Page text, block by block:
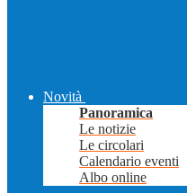
Novità
Panoramica
Le notizie
Le circolari
Calendario eventi
Albo online